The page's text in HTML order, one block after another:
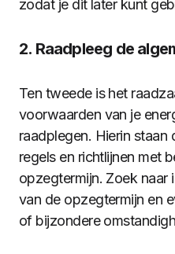
zodat je dit later kunt
2. Raadpleeg de
Ten tweede is het
voorwaarden van je
raadplegen. Hierin
regels en richtlijnen met
opzegtermijn. Zoek naar
van de opzegtermijn en
of bijzondere